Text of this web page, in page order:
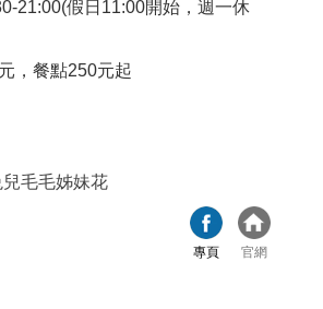
21:00(假日11:00開始，週一休
，餐點250元起
兒毛毛姊妹花
專頁 官網